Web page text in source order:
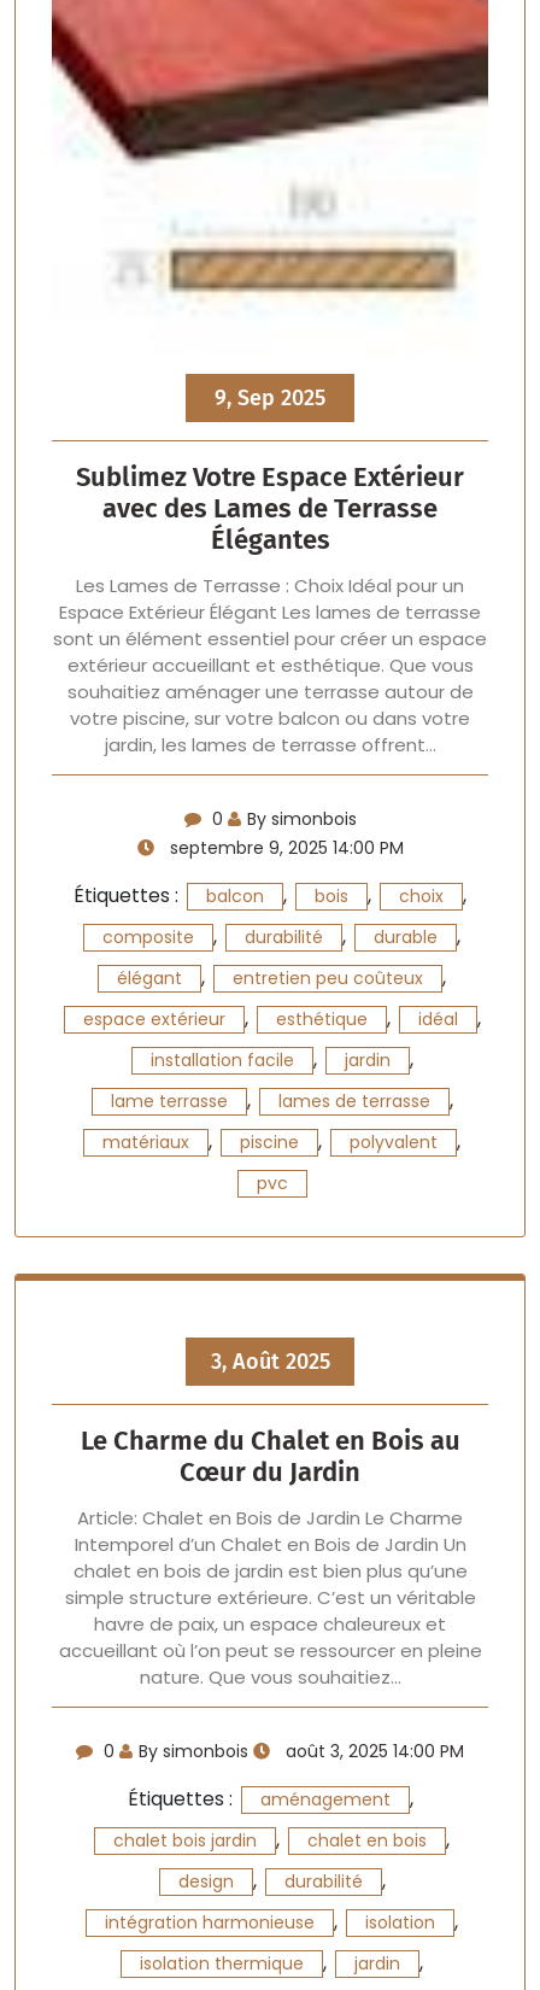
9, Sep 2025
Sublimez Votre Espace Extérieur
avec des Lames de Terrasse
Élégantes
Les Lames de Terrasse : Choix Idéal pour un
Espace Extérieur Élégant Les lames de terrasse
sont un élément essentiel pour créer un espace
extérieur accueillant et esthétique. Que vous
souhaitiez aménager une terrasse autour de
votre piscine, sur votre balcon ou dans votre
jardin, les lames de terrasse offrent…
0
By simonbois
septembre 9, 2025 14:00 PM
Étiquettes : balcon , bois , choix ,
composite , durabilité , durable ,
élégant , entretien peu coûteux ,
espace extérieur , esthétique , idéal ,
installation facile , jardin ,
lame terrasse , lames de terrasse ,
matériaux , piscine , polyvalent ,
pvc
3, Août 2025
Le Charme du Chalet en Bois au
Cœur du Jardin
Article: Chalet en Bois de Jardin Le Charme
Intemporel d’un Chalet en Bois de Jardin Un
chalet en bois de jardin est bien plus qu’une
simple structure extérieure. C’est un véritable
havre de paix, un espace chaleureux et
accueillant où l’on peut se ressourcer en pleine
nature. Que vous souhaitiez…
0 By simonbois août 3, 2025 14:00 PM
Étiquettes : aménagement ,
chalet bois jardin , chalet en bois ,
design , durabilité ,
intégration harmonieuse , isolation ,
isolation thermique , jardin ,